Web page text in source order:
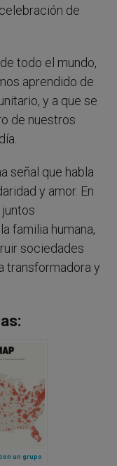
de
todo el mundo,
aprendido de
y a que se
de nuestros
señal que habla
y amor. En
familia humana,
sociedades
transformadora y
un grupo